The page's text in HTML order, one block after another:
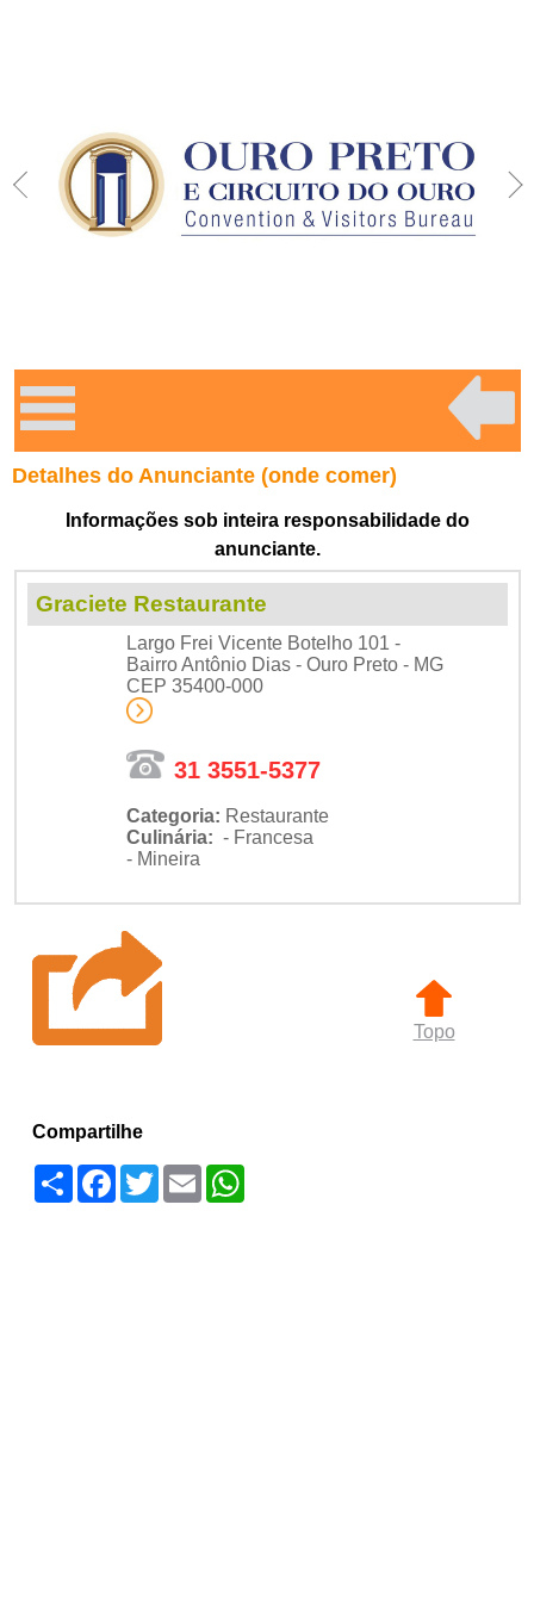
Detalhes do Anunciante (onde comer)
Informações sob inteira responsabilidade do
anunciante.
Graciete Restaurante
Largo Frei Vicente Botelho 101 -
Bairro Antônio Dias - Ouro Preto - MG
CEP 35400-000
31 3551-5377
Categoria: Restaurante
Culinária: - Francesa
- Mineira
Topo
Compartilhe
Compartilhar
Facebook
TwitterEmailWhatsApp